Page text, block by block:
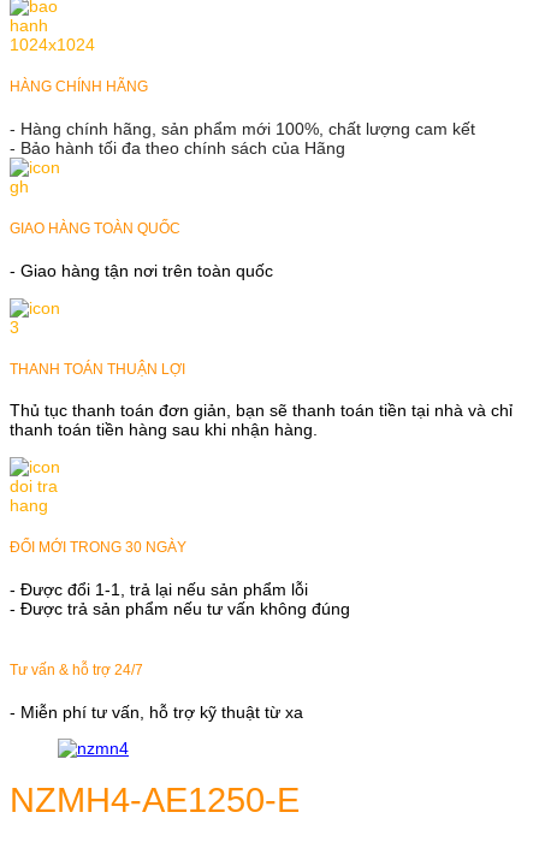
HÀNG CHÍNH HÃNG
- Hàng chính hãng, sản phẩm mới 100%, chất lượng cam kết
- Bảo hành tối đa theo chính sách của Hãng
GIAO HÀNG TOÀN QUỐC
- Giao hàng tận nơi trên toàn quốc
THANH TOÁN THUẬN LỢI
Thủ tục thanh toán đơn giản, bạn sẽ thanh toán tiền tại nhà và chỉ
thanh toán tiền hàng sau khi nhận hàng.
ĐỔI MỚI TRONG 30 NGÀY
- Được đổi 1-1, trả lại nếu sản phẩm lỗi
- Được trả sản phẩm nếu tư vấn không đúng
Tư vấn & hỗ trợ 24/7
- Miễn phí tư vấn, hỗ trợ kỹ thuật từ xa
NZMH4-AE1250-E